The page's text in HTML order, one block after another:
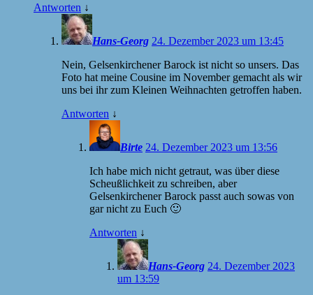
Antworten ↓
Hans-Georg 24. Dezember 2023 um 13:45
Nein, Gelsenkirchener Barock ist nicht so unsers. Das
Foto hat meine Cousine im November gemacht als wir
uns bei ihr zum Kleinen Weihnachten getroffen haben.
Antworten ↓
Birte 24. Dezember 2023 um 13:56
Ich habe mich nicht getraut, was über diese
Scheußlichkeit zu schreiben, aber
Gelsenkirchener Barock passt auch sowas von
gar nicht zu Euch 🙂
Antworten ↓
Hans-Georg 24. Dezember 2023
um 13:59